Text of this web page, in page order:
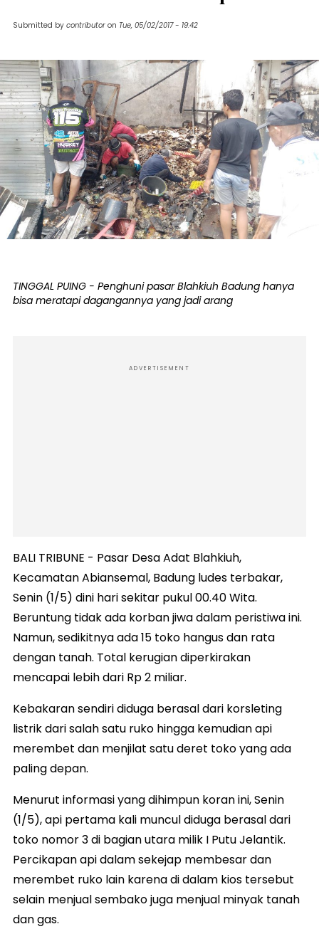
Submitted by contributor on Tue, 05/02/2017 - 19:42
TINGGAL PUING - Penghuni pasar Blahkiuh Badung hanya
bisa meratapi dagangannya yang jadi arang
ADVERTISEMENT
BALI TRIBUNE - ‪Pasar Desa Adat Blahkiuh,
Kecamatan Abiansemal, Badung ludes terbakar,
Senin (1/5) dini hari sekitar pukul 00.40 Wita.
Beruntung tidak ada korban jiwa dalam peristiwa ini.
Namun, sedikitnya ada 15 toko hangus dan rata
dengan tanah. Total kerugian diperkirakan
mencapai lebih dari Rp 2 miliar.
Kebakaran sendiri diduga berasal dari korsleting
listrik dari salah satu ruko hingga kemudian api
merembet dan menjilat satu deret toko yang ada
paling depan.
Menurut informasi yang dihimpun koran ini, Senin
(1/5), api pertama kali muncul diduga berasal dari
toko nomor 3 di bagian utara milik I Putu Jelantik.
Percikapan api dalam sekejap membesar dan
merembet ruko lain karena di dalam kios tersebut
selain menjual sembako juga menjual minyak tanah
dan gas.